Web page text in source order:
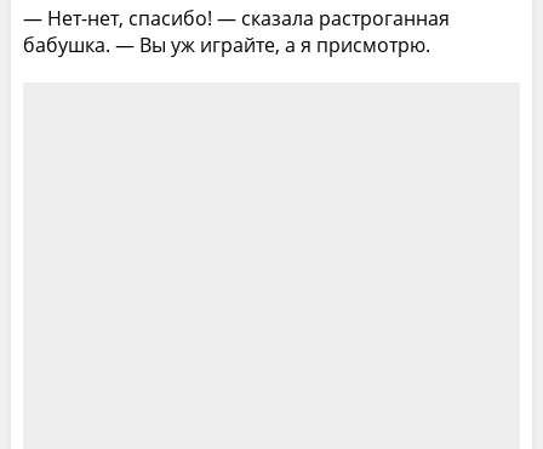
— Нет-нет, спасибо! — сказала растроганная
бабушка. — Вы уж играйте, а я присмотрю.